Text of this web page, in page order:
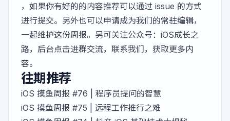
，如果你有好的的内容推荐可以通过 issue 的方式
进行提交。另外也可以申请成为我们的常驻编辑，
一起维护这份周报。另可关注公众号：iOS成长之
路，后台点击进群交流，联系我们，获取更多内
容。
往期推荐
iOS 摸鱼周报 #76 | 程序员提问的智慧
iOS 摸鱼周报 #75 | 远程工作推行之难